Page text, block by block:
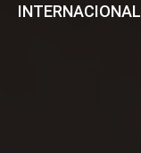
INTERNACIONAL